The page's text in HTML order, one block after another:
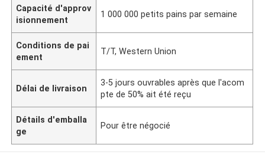
Capacité d'approv
isionnement
1 000 000 petits pains par semaine
Conditions de pai
ement
T/T, Western Union
Délai de livraison
3-5 jours ouvrables après que l'acom
pte de 50% ait été reçu
Détails d'emballa
ge
Pour être négocié